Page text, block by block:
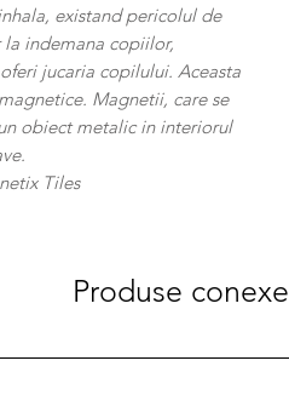
existand pericolul de
indemana copiilor,
jucaria copilului. Aceasta
Magnetii, care se
obiect metalic in interiorul
Tiles
Produse conexe